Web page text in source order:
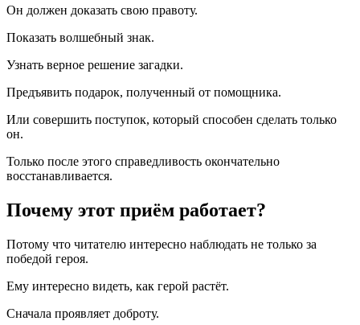
Он должен доказать свою правоту.
Показать волшебный знак.
Узнать верное решение загадки.
Предъявить подарок, полученный от помощника.
Или совершить поступок, который способен сделать только
он.
Только после этого справедливость окончательно
восстанавливается.
Почему этот приём работает?
Потому что читателю интересно наблюдать не только за
победой героя.
Ему интересно видеть, как герой растёт.
Сначала проявляет доброту.